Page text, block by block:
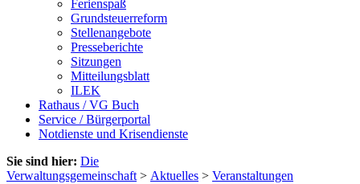
Ferienspaß
Grundsteuerreform
Stellenangebote
Presseberichte
Sitzungen
Mitteilungsblatt
ILEK
Rathaus / VG Buch
Service / Bürgerportal
Notdienste und Krisendienste
Sie sind hier: Die
Verwaltungsgemeinschaft > Aktuelles > Veranstaltungen